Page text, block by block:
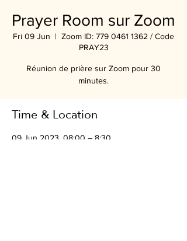
Prayer Room sur Zoom
Fri 09 Jun
  |
Zoom ID: 779 0461 1362 / Code
PRAY23
Réunion de prière sur Zoom pour 30
minutes.
Time & Location
09 Jun 2023, 08:00 – 8:30